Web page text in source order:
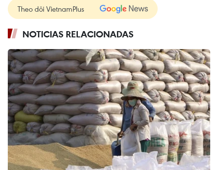
Theo dõi VietnamPlus
NOTICIAS RELACIONADAS